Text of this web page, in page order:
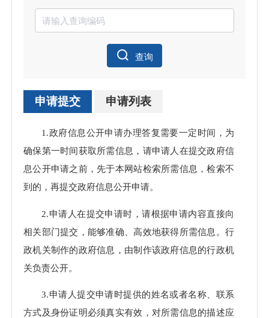
查询
申请提交 申请列表
1.政府信息公开申请办理答复需要一定时间，为
确保第一时间获取所需信息，请申请人在提交政府信
息公开申请之前，先于本网站检索所需信息，检索不
到的，再提交政府信息公开申请。
2.申请人在提交申请时，请根据申请内容直接向
相关部门提交，能够准确、高效地获得所需信息。行
政机关制作的政府信息，由制作该政府信息的行政机
关负责公开。
3.申请人提交申请时提供的姓名或者名称、联系
方式及身份证明必须真实有效，对所需信息的描述应